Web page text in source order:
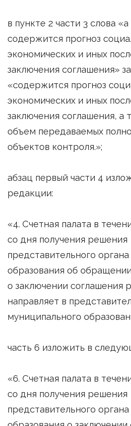
в пункте 2 части 3 слова
содержится прогноз
экономических и иных
заключения соглашения»
«содержится прогноз
экономических и иных
заключения соглашения, а
объем передаваемых
объектов контроля.»;
абзац первый части 4
редакции:
«4. Счетная палата в
со дня получения решения
представительного
образования об
о заключении соглашения
направляет в
муниципального
часть 6 изложить в
«6. Счетная палата в
со дня получения решения
представительного